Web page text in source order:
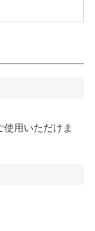
用いただけま